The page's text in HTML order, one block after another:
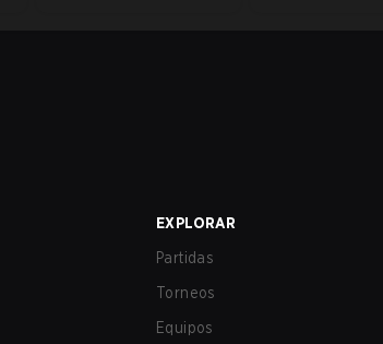
EXPLORAR
Partidas
Torneos
Equipos